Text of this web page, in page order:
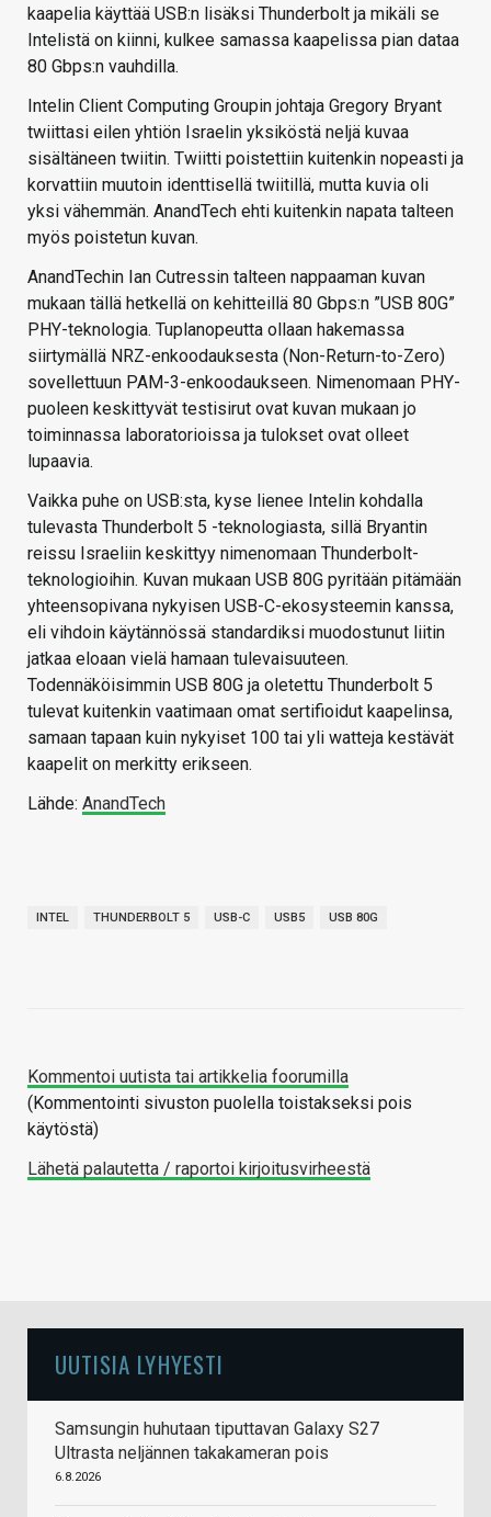
kaapelia käyttää USB:n lisäksi Thunderbolt ja mikäli se
Intelistä on kiinni, kulkee samassa kaapelissa pian dataa
80 Gbps:n vauhdilla.
Intelin Client Computing Groupin johtaja Gregory Bryant
twiittasi eilen yhtiön Israelin yksiköstä neljä kuvaa
sisältäneen twiitin. Twiitti poistettiin kuitenkin nopeasti ja
korvattiin muutoin identtisellä twiitillä, mutta kuvia oli
yksi vähemmän. AnandTech ehti kuitenkin napata talteen
myös poistetun kuvan.
AnandTechin Ian Cutressin talteen nappaaman kuvan
mukaan tällä hetkellä on kehitteillä 80 Gbps:n ”USB 80G”
PHY-teknologia. Tuplanopeutta ollaan hakemassa
siirtymällä NRZ-enkoodauksesta (Non-Return-to-Zero)
sovellettuun PAM-3-enkoodaukseen. Nimenomaan PHY-
puoleen keskittyvät testisirut ovat kuvan mukaan jo
toiminnassa laboratorioissa ja tulokset ovat olleet
lupaavia.
Vaikka puhe on USB:sta, kyse lienee Intelin kohdalla
tulevasta Thunderbolt 5 -teknologiasta, sillä Bryantin
reissu Israeliin keskittyy nimenomaan Thunderbolt-
teknologioihin. Kuvan mukaan USB 80G pyritään pitämään
yhteensopivana nykyisen USB-C-ekosysteemin kanssa,
eli vihdoin käytännössä standardiksi muodostunut liitin
jatkaa eloaan vielä hamaan tulevaisuuteen.
Todennäköisimmin USB 80G ja oletettu Thunderbolt 5
tulevat kuitenkin vaatimaan omat sertifioidut kaapelinsa,
samaan tapaan kuin nykyiset 100 tai yli watteja kestävät
kaapelit on merkitty erikseen.
Lähde: AnandTech
INTEL THUNDERBOLT 5 USB-C USB5 USB 80G
Kommentoi uutista tai artikkelia foorumilla
(Kommentointi sivuston puolella toistakseksi pois
käytöstä)
Lähetä palautetta / raportoi kirjoitusvirheestä
UUTISIA LYHYESTI
Samsungin huhutaan tiputtavan Galaxy S27
Ultrasta neljännen takakameran pois
6.8.2026